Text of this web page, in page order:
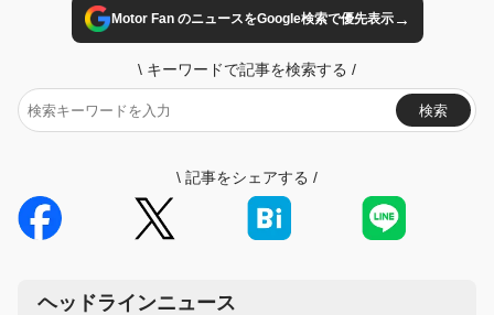
Motor Fan のニュースをGoogle検索で優先表示→
\ キーワードで記事を検索する /
検索
\ 記事をシェアする /
ヘッドラインニュース